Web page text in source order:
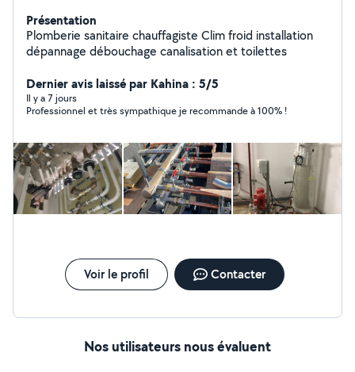
Présentation
Plomberie sanitaire chauffagiste Clim froid installation
dépannage débouchage canalisation et toilettes
Dernier avis laissé par Kahina : 5/5
Il y a 7 jours
Professionnel et très sympathique je recommande à 100% !
Voir le profil Contacter
Nos utilisateurs nous évaluent